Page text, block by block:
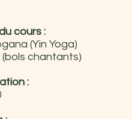
cours :
(Yin Yoga)
(bols chantants)
: